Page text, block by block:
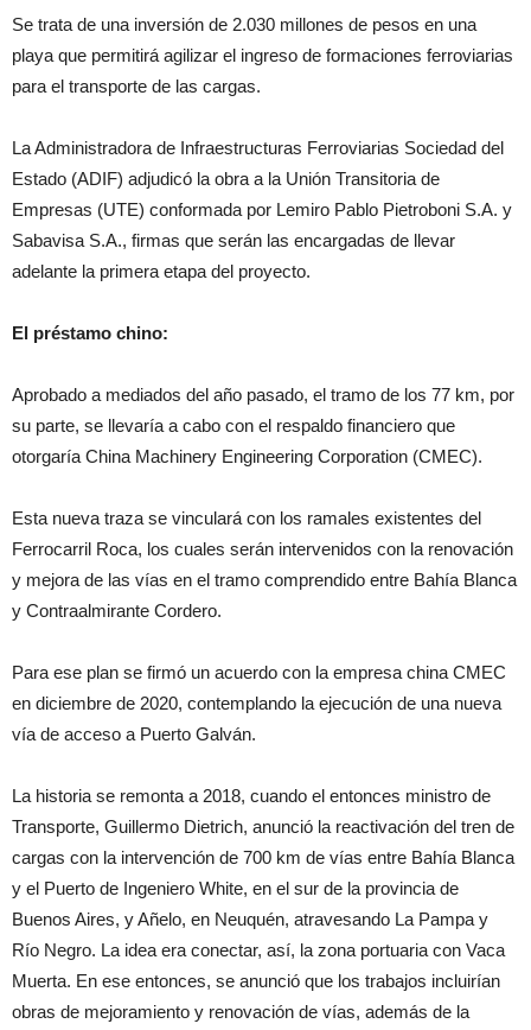
Se trata de una inversión de 2.030 millones de pesos en una
playa que permitirá agilizar el ingreso de formaciones ferroviarias
para el transporte de las cargas.
La Administradora de Infraestructuras Ferroviarias Sociedad del
Estado (ADIF) adjudicó la obra a la Unión Transitoria de
Empresas (UTE) conformada por Lemiro Pablo Pietroboni S.A. y
Sabavisa S.A., firmas que serán las encargadas de llevar
adelante la primera etapa del proyecto.
El préstamo chino:
Aprobado a mediados del año pasado, el tramo de los 77 km, por
su parte, se llevaría a cabo con el respaldo financiero que
otorgaría China Machinery Engineering Corporation (CMEC).
Esta nueva traza se vinculará con los ramales existentes del
Ferrocarril Roca, los cuales serán intervenidos con la renovación
y mejora de las vías en el tramo comprendido entre Bahía Blanca
y Contraalmirante Cordero.
Para ese plan se firmó un acuerdo con la empresa china CMEC
en diciembre de 2020, contemplando la ejecución de una nueva
vía de acceso a Puerto Galván.
La historia se remonta a 2018, cuando el entonces ministro de
Transporte, Guillermo Dietrich, anunció la reactivación del tren de
cargas con la intervención de 700 km de vías entre Bahía Blanca
y el Puerto de Ingeniero White, en el sur de la provincia de
Buenos Aires, y Añelo, en Neuquén, atravesando La Pampa y
Río Negro. La idea era conectar, así, la zona portuaria con Vaca
Muerta. En ese entonces, se anunció que los trabajos incluirían
obras de mejoramiento y renovación de vías, además de la